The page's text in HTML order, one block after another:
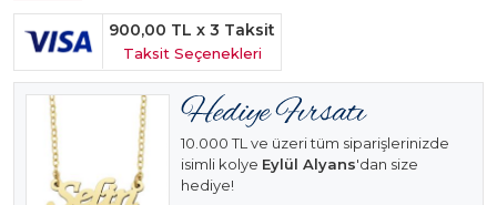
900,00 TL x 3 Taksit
Taksit Seçenekleri
10.000 TL ve üzeri tüm siparişlerinizde
isimli kolye Eylül Alyans'dan size
hediye!